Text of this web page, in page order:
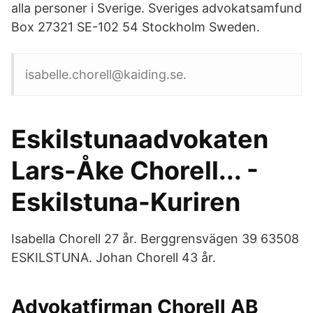
alla personer i Sverige. Sveriges advokatsamfund
Box 27321 SE-102 54 Stockholm Sweden.
isabelle.chorell@kaiding.se.
Eskilstunaadvokaten
Lars-Åke Chorell... -
Eskilstuna-Kuriren
Isabella Chorell 27 år. Berggrensvägen 39 63508
ESKILSTUNA. Johan Chorell 43 år.
Advokatfirman Chorell AB